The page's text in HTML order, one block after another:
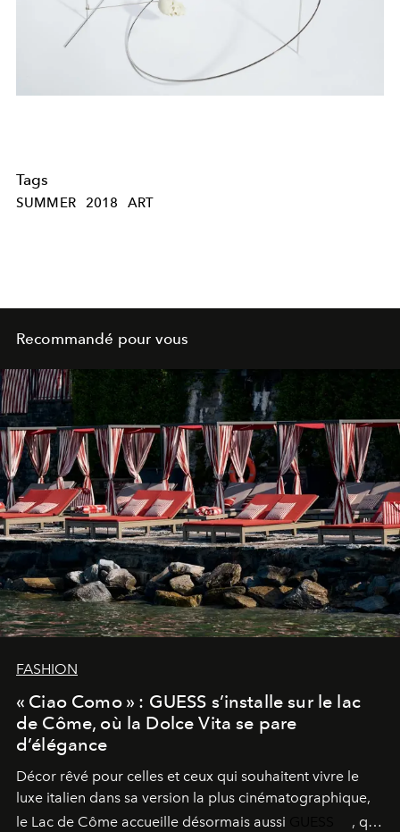
Tags
SUMMER 2018 ART
Recommandé pour vous
FASHION
« Ciao Como » : GUESS s’installe sur le lac
de Côme, où la Dolce Vita se pare
d’élégance
Décor rêvé pour celles et ceux qui souhaitent vivre le
luxe italien dans sa version la plus cinématographique,
le Lac de Côme accueille désormais aussi
, qui